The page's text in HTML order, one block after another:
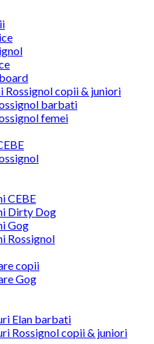
Rossignol copii & juniori
barbati
femei
CEBE
Dirty Dog
Gog
Rossignol
copii
Gog
Elan barbati
Rossignol copii & juniori